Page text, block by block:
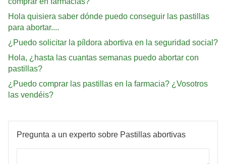
Hola quisiera saber dónde puedo conseguir las pastillas
para abortar....
¿Puedo solicitar la píldora abortiva en la seguridad social?
Hola, ¿hasta las cuantas semanas puedo abortar con
pastillas?
¿Puedo comprar las pastillas en la farmacia? ¿Vosotros
las vendéis?
Pregunta a un experto sobre Pastillas abortivas